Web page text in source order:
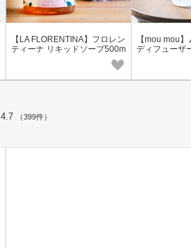
【LA FLORENTINA】フロレン
ティーナ リキッドソープ500m
l ハンドソープ ボディソープ
【mou mou
ディフューザ
4.7 （399件）